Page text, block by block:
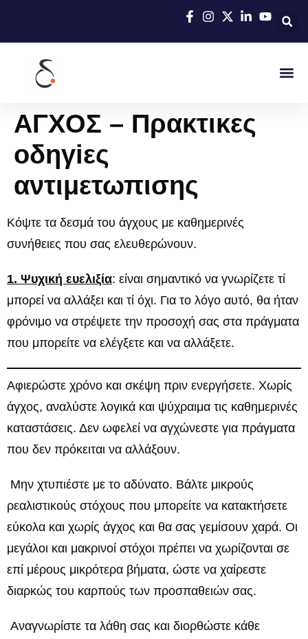
ΑΓΧΟΣ – Πρακτικες
οδηγiες
αντιμετωπισης
Κόψτε τα δεσμά του άγχους με καθημερινές
συνήθειες που σας ελευθερώνουν.
1. Ψυχική ευελιξία: είναι σημαντικό να γνωρίζετε τί
μπορεί να αλλάξει και τί όχι. Για το λόγο αυτό, θα ήταν
φρόνιμο να στρέψετε την προσοχή σας στα πράγματα
που μπορείτε να ελέγξετε και να αλλάξετε.
Αφιερώστε χρόνο και σκέψη πριν ενεργήσετε. Χωρίς
άγχος, αναλύστε λογικά και ψύχραιμα τις καθημερινές
καταστάσεις. Δεν ωφελεί να αγχώνεστε για πράγματα
που δεν πρόκειται να αλλάξουν.
Μην χτυπιέστε με το αδύνατο. Βάλτε μικρούς
ρεαλιστικούς στόχους που μπορείτε να κατακτήσετε
εύκολα και χωρίς άγχος και θα σας γεμίσουν χαρά. Οι
μεγάλοι και μακρινοί στόχοι πρέπει να χωρίζονται σε
επί μέρους μικρότερα βήματα, ώστε να χαίρεστε
διαρκώς του καρπούς των προσπαθειών σας.
Αναγνωρίστε τα λάθη σας και διορθώστε κάθε